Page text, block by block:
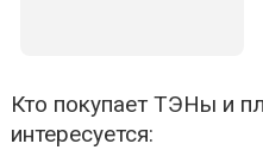
Кто покупает ТЭНы и
интересуется: